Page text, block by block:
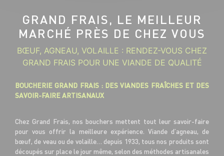
GRAND FRAIS, LE MEILLEUR
MARCHÉ PRÈS DE CHEZ VOUS
BŒUF, AGNEAU, VOLAILLE : RENDEZ-VOUS CHEZ
GRAND FRAIS POUR UNE VIANDE DE QUALITÉ
BOUCHERIE GRAND FRAIS : DES VIANDES FRAÎCHES ET DES
SAVOIR-FAIRE ARTISANAUX
Chez Grand Frais, nos bouchers mettent tout leur savoir-faire
pour vous offrir la meilleure expérience. Viande d’agneau, de
bœuf, de veau ou de volaille… depuis 1933, tous nos produits sont
découpés sur place le jour même, selon des méthodes artisanales